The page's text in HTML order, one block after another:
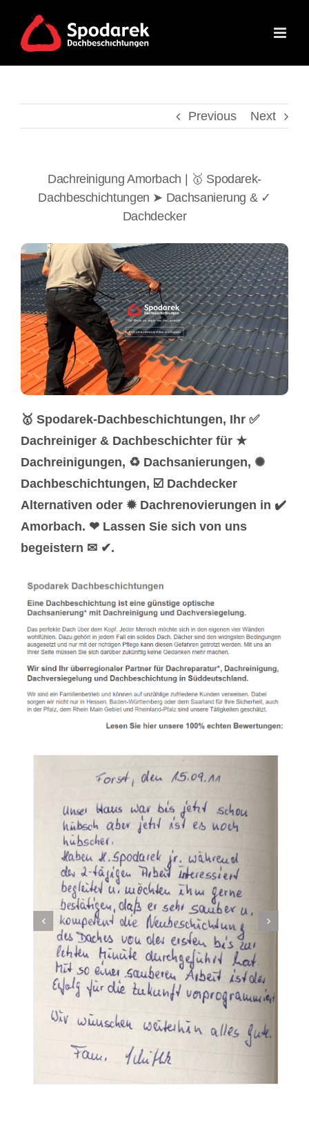
content
Previous Next
Dachreinigung Amorbach | 🥇 Spodarek-
Dachbeschichtungen ➤ Dachsanierung & ✓
Dachdecker
🥇 Spodarek-Dachbeschichtungen, Ihr ✅
Dachreiniger & Dachbeschichter für ★
Dachreinigungen, ♻ Dachsanierungen, ✺
Dachbeschichtungen, ☑️ Dachdecker
Alternativen oder ✹ Dachrenovierungen in ✔️
Amorbach. ❤ Lassen Sie sich von uns
begeistern ✉ ✔.